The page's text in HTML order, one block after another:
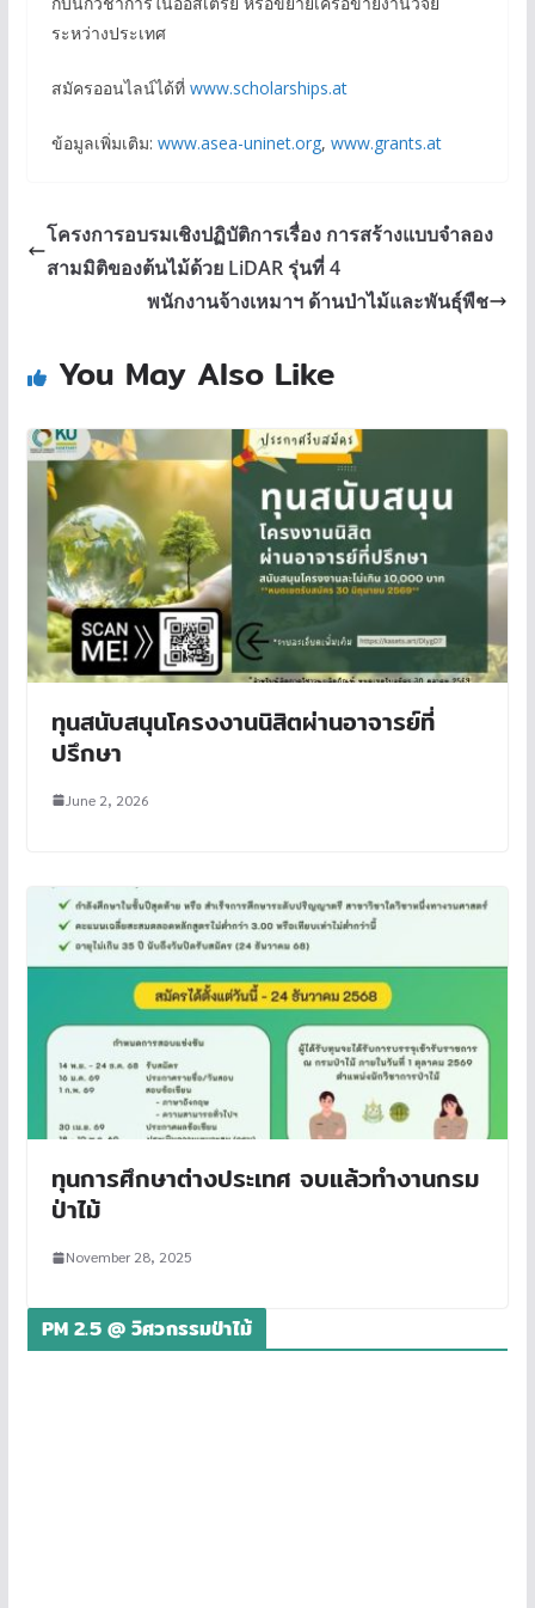
ระหว่างประเทศ
สมัครออนไลน์ได้ที่ www.scholarships.at
ข้อมูลเพิ่มเติม: www.asea-uninet.org, www.grants.at
โครงการอบรมเชิงปฏิบัติการเรื่อง การสร้างแบบจำลอง
สามมิติของต้นไม้ด้วย LiDAR รุ่นที่ 4
พนักงานจ้างเหมาฯ ด้านป่าไม้และพันธุ์พืช
You May Also Like
ทุนสนับสนุนโครงงานนิสิตผ่านอาจารย์ที่
ปรึกษา
June 2, 2026
ทุนการศึกษาต่างประเทศ จบแล้วทำงานกรม
ป่าไม้
November 28, 2025
PM 2.5 @ วิศวกรรมป่าไม้